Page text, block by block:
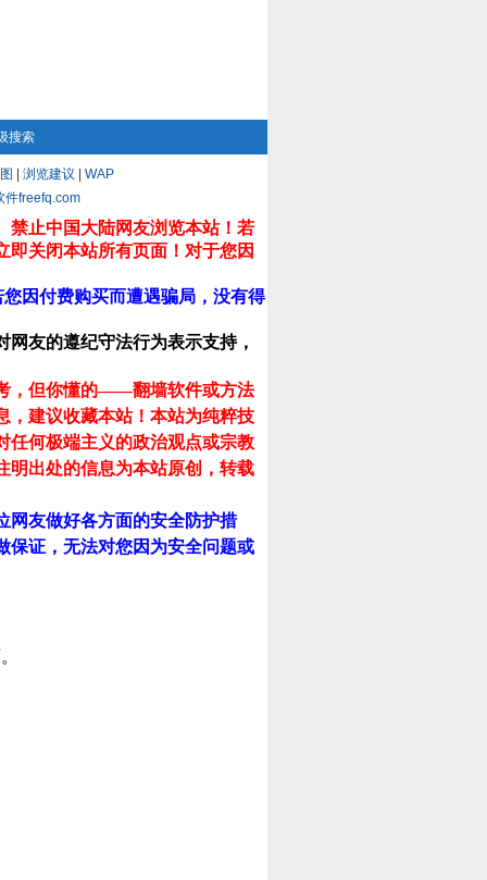
搜索
浏览建议
WAP
freefq.com
禁止中国大陆网友浏览本站！若
关闭本站所有页面！对于您因
因付费购买而遭遇骗局，没有得
友的遵纪守法行为表示支持，
，但你懂的——翻墙软件或方法
建议收藏本站！ 本站为纯粹技
任何极端主义的政治观点或宗教
明出处的信息为本站原创，转载
网友做好各方面的安全防护措
保证，无法对您因为安全问题或